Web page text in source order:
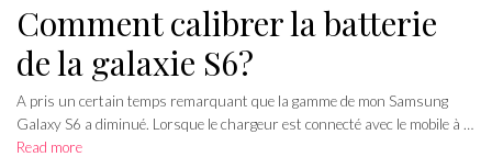
Comment calibrer la batterie
de la galaxie S6?
A pris un certain temps remarquant que la gamme de mon Samsung
Galaxy S6 a diminué. Lorsque le chargeur est connecté avec le mobile à …
Read more